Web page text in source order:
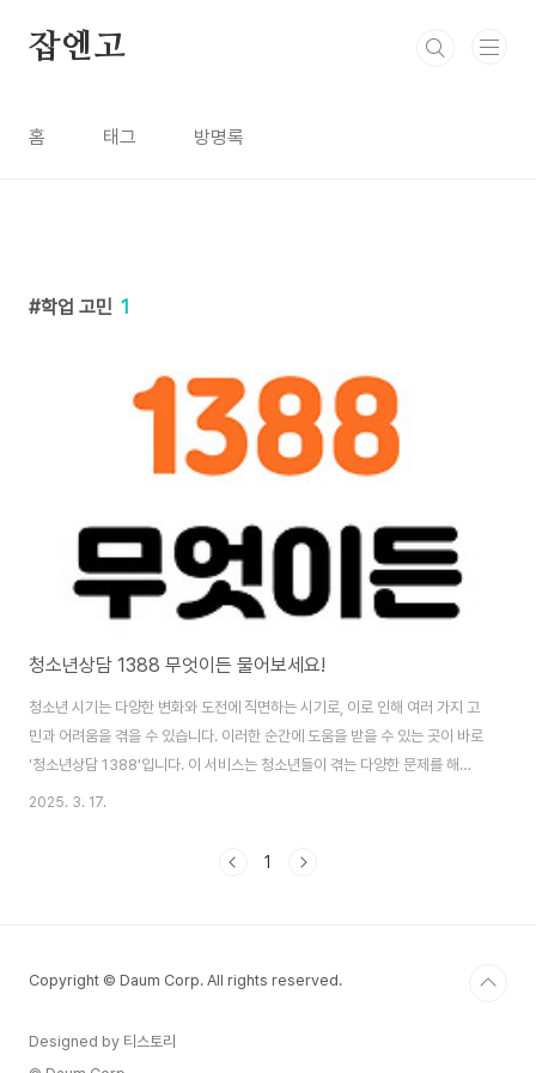
잡엔고
홈 태그 방명록
학업 고민 1
청소년상담 1388 무엇이든 물어보세요!
청소년 시기는 다양한 변화와 도전에 직면하는 시기로, 이로 인해 여러 가지 고
민과 어려움을 겪을 수 있습니다. 이러한 순간에 도움을 받을 수 있는 곳이 바로
'청소년상담 1388'입니다. 이 서비스는 청소년들이 겪는 다양한 문제를 해결
하기 위해 365일 24시간 전문 상담을 제공합니다. 📌 1. 청소년상담 1388
청소년 심리상담 서비스를 제공하는 비대면 상담 종합 채널입니다.✅ 상담 가
2025. 3. 17.
1
Copyright © Daum Corp. All rights reserved.
Designed by 티스토리